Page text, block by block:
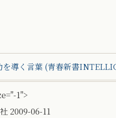
を導く言葉 (青春新書
1">
2009-06-11